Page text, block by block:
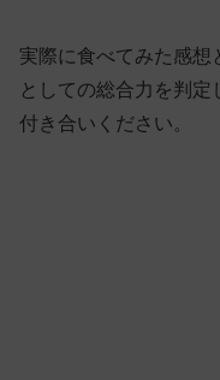
実際に食べてみた感想
としての総合力を判
付き合いください。